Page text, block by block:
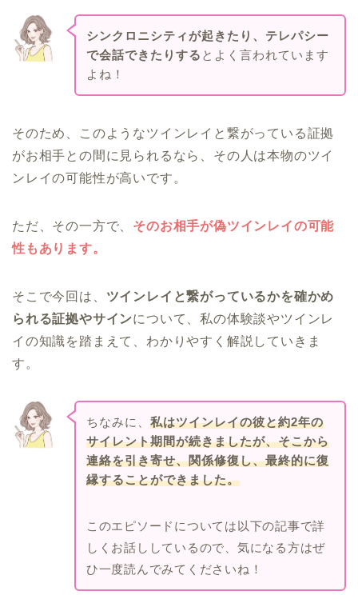
シンクロニシティが起きたり、テレパシー
で会話できたりする とよく言われています
よね！
そのため、このようなツインレイと繋がっている証拠
がお相手との間に見られるなら、その人は本物のツイ
ンレイの可能性が高いです。
ただ、その一方で、 そのお相手が偽ツインレイの可能
性もあります。
そこで今回は、 ツインレイと繋がっているかを確かめ
られる証拠やサインについて、私の体験談やツインレ
イの知識を踏まえて、わかりやすく解説していきま
す。
ちなみに、 私はツインレイの彼と約2年の
サイレント期間が続きましたが、そこから
連絡を引き寄せ、関係修復し、最終的に復
縁することができました。
このエピソードについては以下の記事で詳
しくお話ししているので、気になる方はぜ
ひ一度読んでみてくださいね！